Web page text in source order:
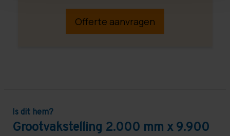
Offerte aanvragen
Is dit hem?
Grootvakstelling 2.000 mm x 9.900